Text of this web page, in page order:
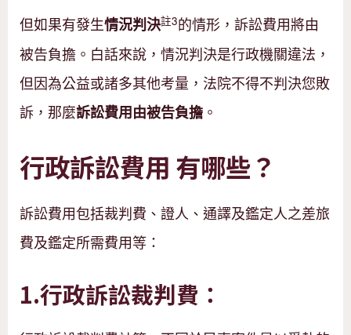
但如果有發生情況判決註3的情形，訴訟費用將由
被告負擔。白話來說，情況判決是行政機關違法，
但因為公益或諸多其他考量，法院不得不判決您敗
訴，那麼訴訟費用由被告負擔。
行政訴訟費用 有哪些？
訴訟費用包括裁判費、證人、通譯及鑑定人之差旅
費及鑑定所需費用等：
1.行政訴訟裁判費：